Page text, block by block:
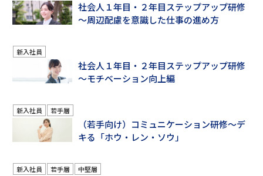
社会人１年目・２年目ステップアップ研修
～周辺配慮を意識した仕事の進め方
新入社員
社会人１年目・２年目ステップアップ研修
～モチベーション向上編
新入社員 若手層
（若手向け）コミュニケーション研修～デ
キる「ホウ・レン・ソウ」
新入社員 若手層 中堅層